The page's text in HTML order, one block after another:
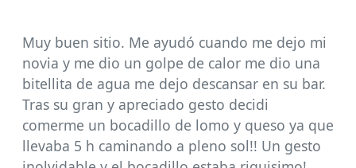
Muy buen sitio. Me ayudó cuando me dejo mi
novia y me dio un golpe de calor me dio una
bitellita de agua me dejo descansar en su bar.
Tras su gran y apreciado gesto decidi
comerme un bocadillo de lomo y queso ya que
llevaba 5 h caminando a pleno sol!! Un gesto